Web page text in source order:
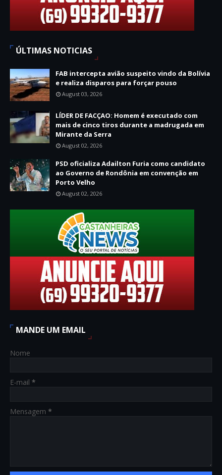
ÚLTIMAS NOTICIAS
FAB intercepta avião suspeito vindo da Bolívia
e realiza disparos para forçar pouso
August 03, 2026
LÍDER DE FACÇAO: Homem é executado com
mais de cinco tiros durante a madrugada em
Mirante da Serra
August 02, 2026
PSD oficializa Adailton Furia como candidato
ao Governo de Rondônia em convenção em
Porto Velho
August 02, 2026
MANDE UM EMAIL
Nome
E-mail *
Mensagem *